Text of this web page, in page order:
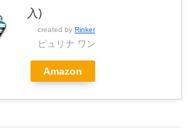
入)
created by Rinker
ピュリナ ワン
Amazon